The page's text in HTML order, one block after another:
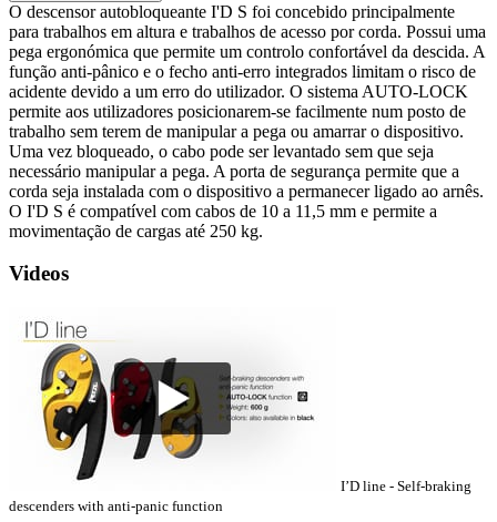
O descensor autobloqueante I'D S foi concebido principalmente
para trabalhos em altura e trabalhos de acesso por corda. Possui uma
pega ergonómica que permite um controlo confortável da descida. A
função anti-pânico e o fecho anti-erro integrados limitam o risco de
acidente devido a um erro do utilizador. O sistema AUTO-LOCK
permite aos utilizadores posicionarem-se facilmente num posto de
trabalho sem terem de manipular a pega ou amarrar o dispositivo.
Uma vez bloqueado, o cabo pode ser levantado sem que seja
necessário manipular a pega. A porta de segurança permite que a
corda seja instalada com o dispositivo a permanecer ligado ao arnês.
O I'D S é compatível com cabos de 10 a 11,5 mm e permite a
movimentação de cargas até 250 kg.
Videos
I’D line - Self-braking
descenders with anti-panic function